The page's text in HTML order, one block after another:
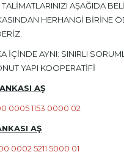
AŞAĞIDA
HERHANGİ BİRİNE
İÇİNDE AYNI: SINIRLI
YAPI KOOPERATİFİ
AŞ
0005 1153 0000 02
AŞ
0002 5211 5000 01